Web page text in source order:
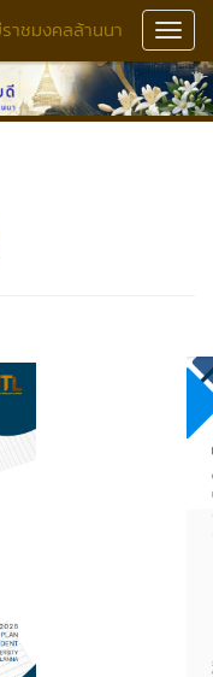
าชมงคลล้านนา